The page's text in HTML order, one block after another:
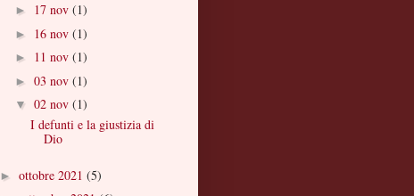
► 17 nov (1)
► 16 nov (1)
► 11 nov (1)
► 03 nov (1)
▼ 02 nov (1)
I defunti e la giustizia di
Dio
► ottobre 2021 (5)